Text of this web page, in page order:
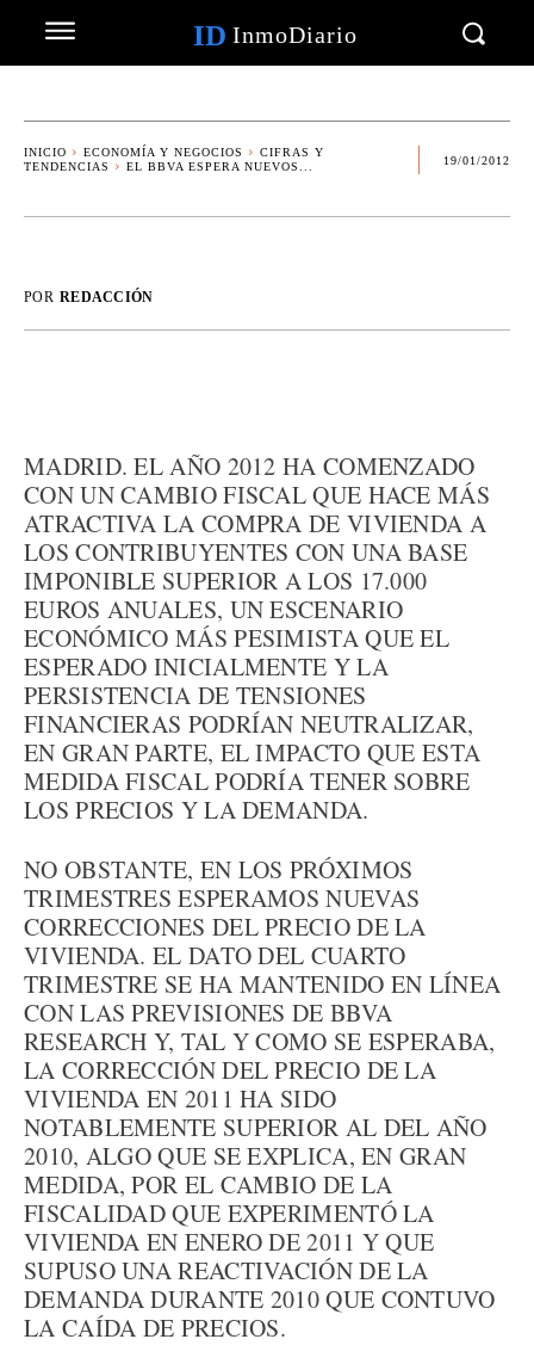
ID InmoDiario
INICIO ECONOMÍA Y NEGOCIOS
CIFRAS Y
TENDENCIAS
EL BBVA ESPERA NUEVOS...
19/01/2012
POR REDACCIÓN
MADRID. EL AÑO 2012 HA COMENZADO
CON UN CAMBIO FISCAL QUE HACE MÁS
ATRACTIVA LA COMPRA DE VIVIENDA A
LOS CONTRIBUYENTES CON UNA BASE
IMPONIBLE SUPERIOR A LOS 17.000
EUROS ANUALES, UN ESCENARIO
ECONÓMICO MÁS PESIMISTA QUE EL
ESPERADO INICIALMENTE Y LA
PERSISTENCIA DE TENSIONES
FINANCIERAS PODRÍAN NEUTRALIZAR,
EN GRAN PARTE, EL IMPACTO QUE ESTA
MEDIDA FISCAL PODRÍA TENER SOBRE
LOS PRECIOS Y LA DEMANDA.
NO OBSTANTE, EN LOS PRÓXIMOS
TRIMESTRES ESPERAMOS NUEVAS
CORRECCIONES DEL PRECIO DE LA
VIVIENDA. EL DATO DEL CUARTO
TRIMESTRE SE HA MANTENIDO EN LÍNEA
CON LAS PREVISIONES DE BBVA
RESEARCH Y, TAL Y COMO SE ESPERABA,
LA CORRECCIÓN DEL PRECIO DE LA
VIVIENDA EN 2011 HA SIDO
NOTABLEMENTE SUPERIOR AL DEL AÑO
2010, ALGO QUE SE EXPLICA, EN GRAN
MEDIDA, POR EL CAMBIO DE LA
FISCALIDAD QUE EXPERIMENTÓ LA
VIVIENDA EN ENERO DE 2011 Y QUE
SUPUSO UNA REACTIVACIÓN DE LA
DEMANDA DURANTE 2010 QUE CONTUVO
LA CAÍDA DE PRECIOS.